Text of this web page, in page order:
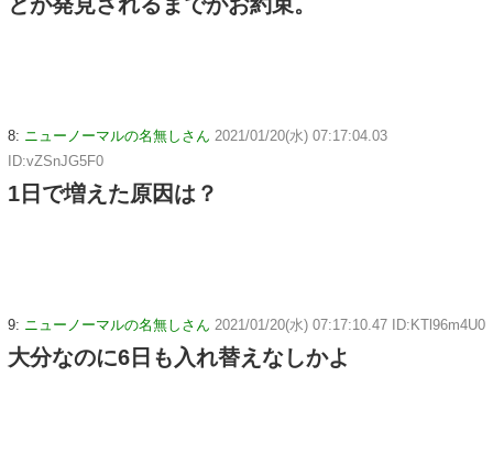
8: ニューノーマルの名無しさん 2021/01/20(水) 07:17:04.03
ID:vZSnJG5F0
1日で増えた原因は？
9: ニューノーマルの名無しさん 2021/01/20(水) 07:17:10.47 ID:KTl96m4U0
大分なのに6日も入れ替えなしかよ